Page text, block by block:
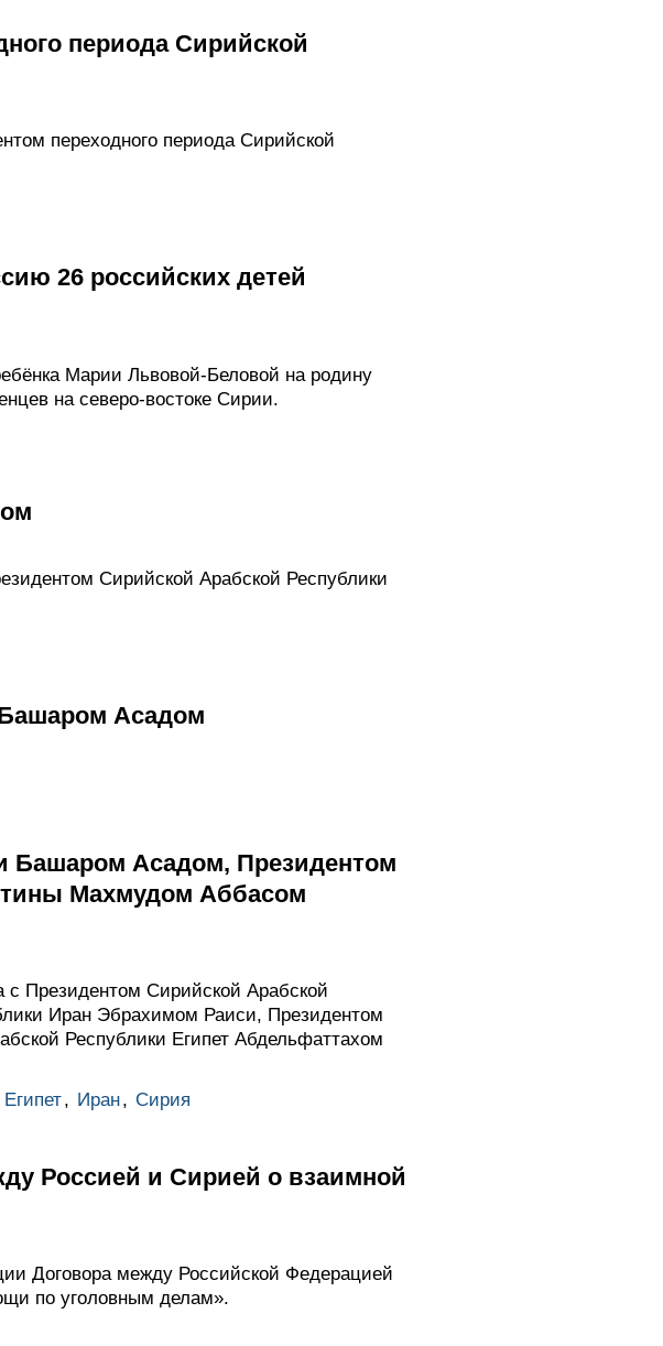
периода Сирийской
переходного периода Сирийской
26 российских детей
Марии Львовой-Беловой на родину
на северо-востоке Сирии.
Сирийской Арабской Республики
Асадом
Башаром Асадом, Президентом
Махмудом Аббасом
Президентом Сирийской Арабской
Иран Эбрахимом Раиси, Президентом
Республики Египет Абдельфаттахом
Египет, Иран, Сирия
Россией и Сирией о взаимной
Договора между Российской Федерацией
по уголовным делам».